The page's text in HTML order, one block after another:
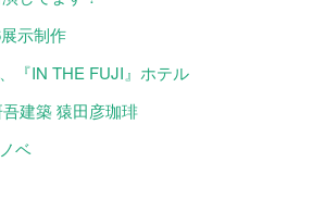
示制作
『IN THE FUJI』ホテル
建築 猿田彦珈琲
ベ